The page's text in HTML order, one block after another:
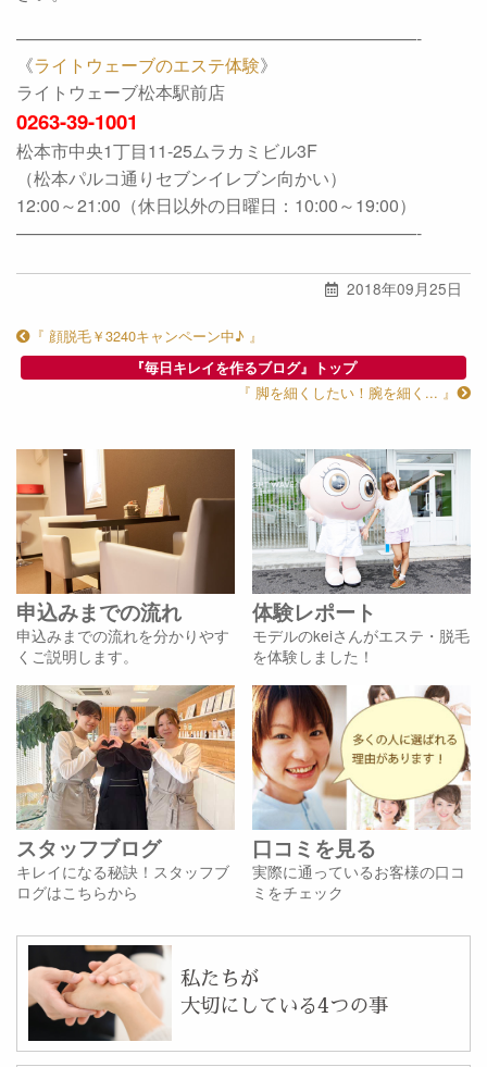
———————————————————————-
《ライトウェーブのエステ体験》
ライトウェーブ松本駅前店
0263-39-1001
松本市中央1丁目11-25ムラカミビル3F
（松本パルコ通りセブンイレブン向かい）
12:00～21:00（休日以外の日曜日：10:00～19:00）
———————————————————————-
2018年09月25日
『 顔脱毛￥3240キャンペーン中♪ 』
『毎日キレイを作るブログ』トップ
『 脚を細くしたい！腕を細く... 』
申込みまでの流れ
申込みまでの流れを分かりやす
くご説明します。
体験レポート
モデルのkeiさんがエステ・脱毛
を体験しました！
スタッフブログ
キレイになる秘訣！スタッフブ
ログはこちらから
口コミを見る
実際に通っているお客様の口コ
ミをチェック
私たちが
大切にしている4つの事